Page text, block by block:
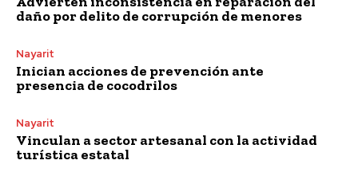
daño por delito de corrupción de menores
Nayarit
Inician acciones de prevención ante
presencia de cocodrilos
Nayarit
Vinculan a sector artesanal con la actividad
turística estatal